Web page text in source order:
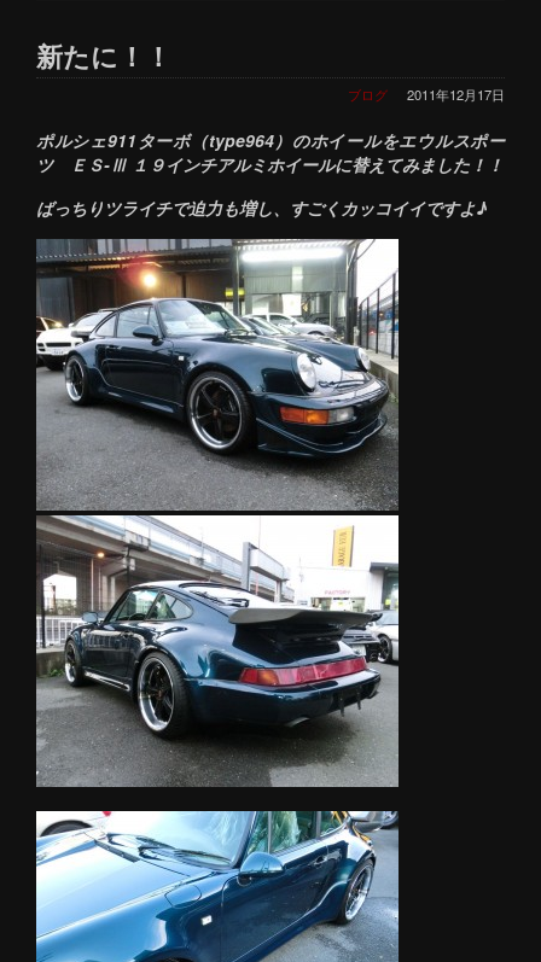
新たに！！
2011年12月17日
ブログ
ポルシェ911ターボ（type964）のホイールをエウルスポー
ツ ＥＳ-Ⅲ １９インチアルミホイールに替えてみました！！
ばっちりツライチで迫力も増し、すごくカッコイイですよ♪